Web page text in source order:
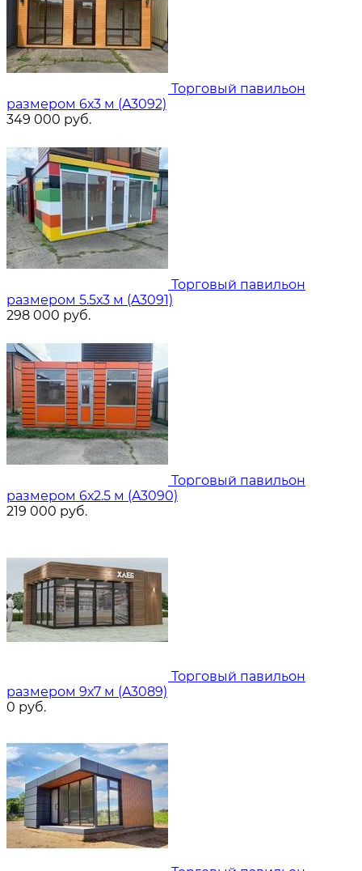
Торговый павильон
размером 6х3 м (A3092)
349 000 руб.
Торговый павильон
размером 5.5х3 м (A3091)
298 000 руб.
Торговый павильон
размером 6х2.5 м (A3090)
219 000 руб.
Торговый павильон
размером 9х7 м (A3089)
0 руб.